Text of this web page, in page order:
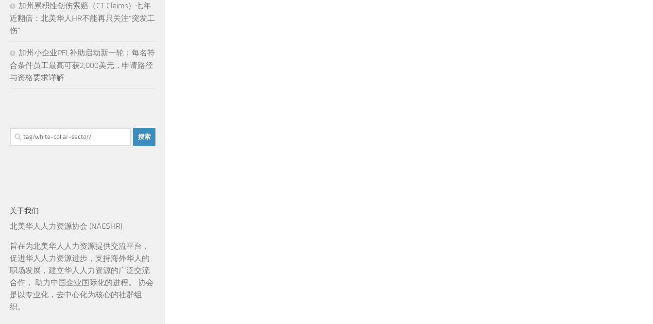
加州累积性创伤索赔（CT Claims）七年
近翻倍：北美华人HR不能再只关注“突发工
伤”
加州小企业PFL补助启动新一轮：每名符
合条件员工最高可获2,000美元，申请路径
与资格要求详解
搜
索：
关于我们
北美华人人力资源协会 (NACSHR)
旨在为北美华人人力资源提供交流平台，
促进华人人力资源进步，支持海外华人的
职场发展，建立华人人力资源的广泛交流
合作， 助力中国企业国际化的进程。 协会
是以专业化，去中心化为核心的社群组
织。